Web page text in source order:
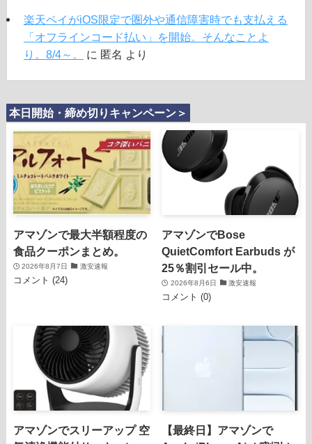
楽天ペイがiOS限定で圏外や通信障害時でも支払える
「オフラインコード払い」を開始。そんなことよ
り。8/4～。
に 匿名 より
本日開始・締め切りキャンペーン＞
アマゾンで最大半額程度の
食品クーポンまとめ。
2026年8月7日 激安速報
コメント (24)
アマゾンでBose
QuietComfort Earbuds が
25％割引セール中。
2026年8月6日 激安速報
コメント (0)
アマゾンでスリーアップ 空
【最終日】アマゾンで